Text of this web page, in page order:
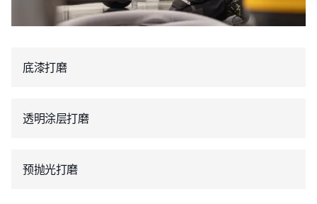
底漆打磨
透明涂层打磨
预抛光打磨